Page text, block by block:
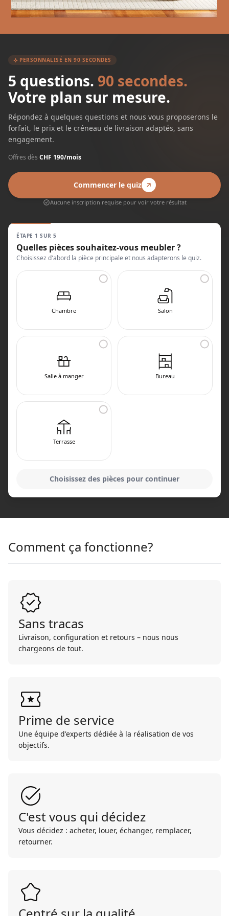
PERSONNALISÉ EN 90 SECONDES
5 questions. 90 secondes.
Votre plan sur mesure.
Répondez à quelques questions et nous vous proposerons le
forfait, le prix et le créneau de livraison adaptés, sans
engagement.
Offres dès CHF 190/mois
Commencer le quiz
Aucune inscription requise pour voir votre résultat
ÉTAPE 1 SUR 5
Quelles pièces souhaitez-vous meubler ?
Choisissez d'abord la pièce principale et nous adapterons le quiz.
Chambre Salon
Salle à manger Bureau
Terrasse
Choisissez des pièces pour continuer
Comment ça fonctionne?
Sans tracas
Livraison, configuration et retours – nous nous
chargeons de tout.
Prime de service
Une équipe d'experts dédiée à la réalisation de vos
objectifs.
C'est vous qui décidez
Vous décidez : acheter, louer, échanger, remplacer,
retourner.